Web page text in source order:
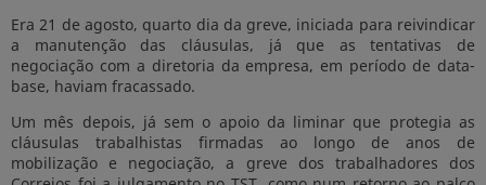
Era 21 de agosto, quarto dia da greve, iniciada para reivindicar
a manutenção das cláusulas, já que as tentativas de
negociação com a diretoria da empresa, em período de data-
base, haviam fracassado.
Um mês depois, já sem o apoio da liminar que protegia as
cláusulas trabalhistas firmadas ao longo de anos de
mobilização e negociação, a greve dos trabalhadores dos